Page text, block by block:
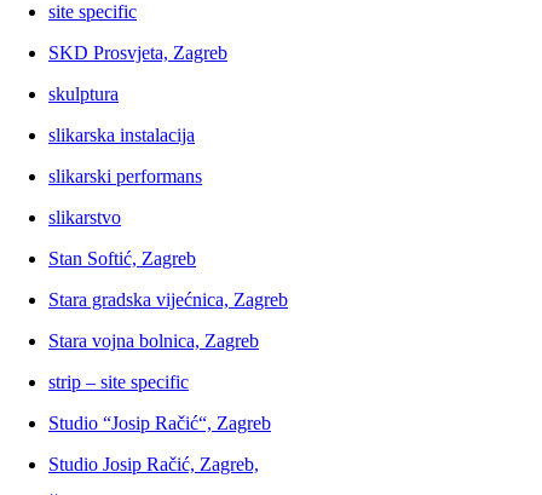
site specific
SKD Prosvjeta, Zagreb
skulptura
slikarska instalacija
slikarski performans
slikarstvo
Stan Softić, Zagreb
Stara gradska vijećnica, Zagreb
Stara vojna bolnica, Zagreb
strip – site specific
Studio “Josip Račić“, Zagreb
Studio Josip Račić, Zagreb,